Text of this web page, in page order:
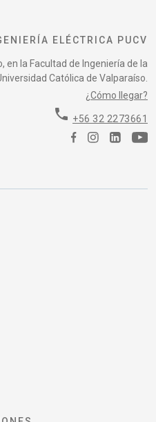
ELÉCTRICA PUCV
en la Facultad de Ingeniería de la
Católica de Valparaíso.
¿Cómo llegar?
phone +56 32 2273661